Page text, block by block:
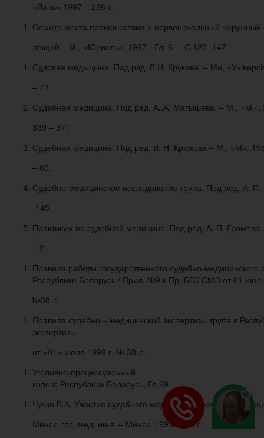
«Лань»,1997 – 288 с.
Осмотр места происшествия и первоначальный
лекций – М., «Юристъ», 1997. -Гл. 6. – С.120 -147
Судовая медыцына. Пад рэд. В.Н. Крукава. – Мн,
– 73
Судебная медицина. Под ред. А..А. Матышева. – М.,
339 – 371
Судебная медицина. Под ред. В. Н. Крюкова – М.,
– 65.
Судебно-медицинское исследование трупа. Под ред. А.
-145.
Практикум по судебной медицине. Под ред. А. П.
– 2.
Правила работы государственного судебно-
Республике Беларусь / Прил. №9 к Пр. БГС СМЭ от 01 июл.
№38-с.
Правила судебно – медицинской экспертизы трупа в
экспертизы
от «01» июля 1999 г. № 38-с.
Уголовно-процессуальный
кодекс Республики Беларусь, Гл.29.
Чучко В.А. Участие судебного медика или врача иной
Минск. гос. мед. ин-т. – Минск, 1995. – 16 с.